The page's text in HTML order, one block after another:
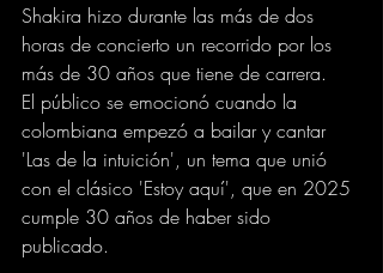
Shakira hizo durante las más de dos
horas de concierto un recorrido por los
más de 30 años que tiene de carrera.
El público se emocionó cuando la
colombiana empezó a bailar y cantar
'Las de la intuición', un tema que unió
con el clásico 'Estoy aquí', que en 2025
cumple 30 años de haber sido
publicado.